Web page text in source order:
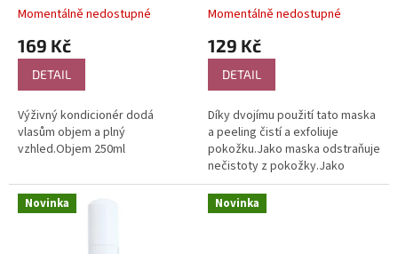
Momentálně nedostupné
169 Kč
DETAIL
Výživný kondicionér dodá
vlasům objem a plný
vzhled.Objem 250ml
75ml
Momentálně nedostupné
129 Kč
DETAIL
Díky dvojímu použití tato maska
a peeling čistí a exfoliuje
pokožku.Jako maska odstraňuje
nečistoty z pokožky.Jako
peeling díky exfoliantům
přírodního původu odstraňuje
odumřelé...
Novinka Novinka